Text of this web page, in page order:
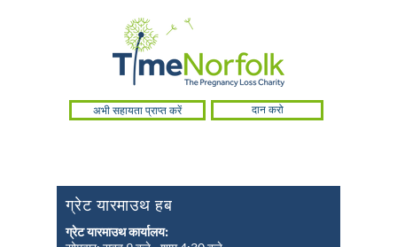
अभी सहायता प्राप्त करें दान करो
ग्रेट यारमाउथ हब
ग्रेट यारमाउथ कार्यालय: